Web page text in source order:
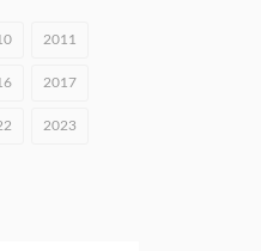
2011
2017
2023